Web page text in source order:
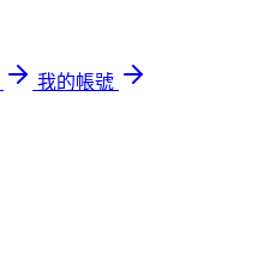
我的帳號